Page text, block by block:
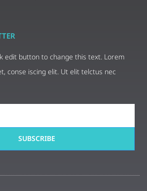
edit button to change this text. Lorem
conse iscing elit. Ut elit telctus nec
SUBSCRIBE